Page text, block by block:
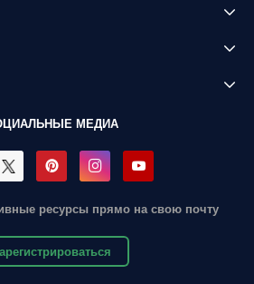
МЕДИА
ресурсы прямо на свою почту